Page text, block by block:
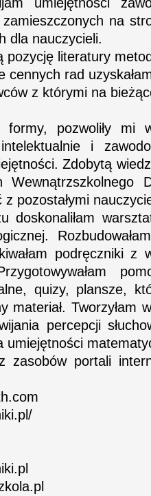
zamieszczonych na
dla nauczycieli.
pozycję literatury
cennych rad
z którymi na
formy, pozwoliły mi
i
Zdobytą
pozostałymi
doskonaliłam
podręczniki z
quizy, plansze,
materiał. Tworzyłam
percepcji
umiejętności
zasobów portali